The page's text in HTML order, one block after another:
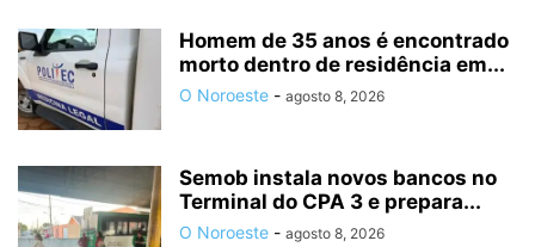
Homem de 35 anos é encontrado
morto dentro de residência em...
O Noroeste - agosto 8, 2026
Semob instala novos bancos no
Terminal do CPA 3 e prepara...
O Noroeste - agosto 8, 2026